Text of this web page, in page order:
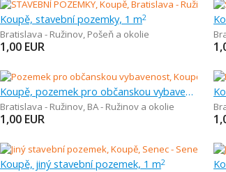
Koupě, stavební pozemky, 1 m2
Bratislava - Ružinov, Pošeň a okolie
1,00 EUR
Koupě, pozemek pro občanskou vybavenost, 1 m
Bratislava - Ružinov, BA - Ružinov a okolie
1,00 EUR
Koupě, jiný stavební pozemek, 1 m2